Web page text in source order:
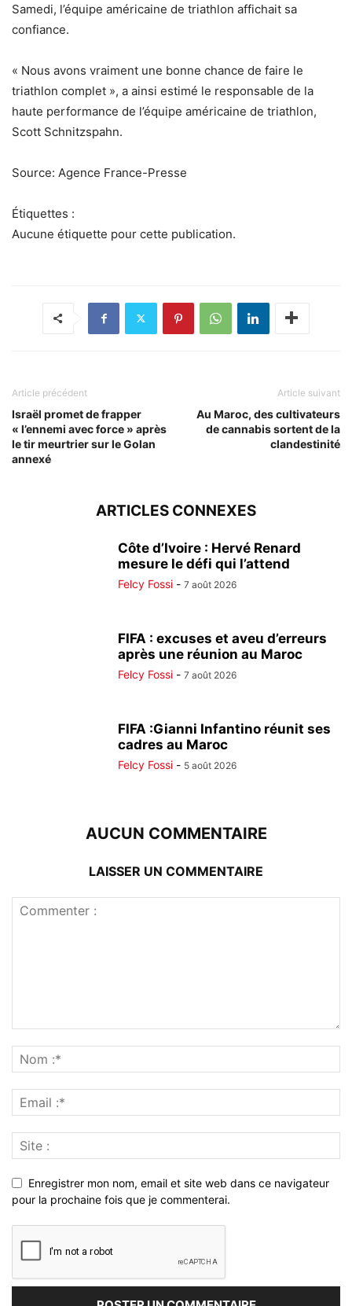
Samedi, l’équipe américaine de triathlon affichait sa
confiance.
« Nous avons vraiment une bonne chance de faire le
triathlon complet », a ainsi estimé le responsable de la
haute performance de l’équipe américaine de triathlon,
Scott Schnitzspahn.
Source: Agence France-Presse
Étiquettes :
Aucune étiquette pour cette publication.
Article précédent
Israël promet de frapper
« l’ennemi avec force » après
le tir meurtrier sur le Golan
annexé
Article suivant
Au Maroc, des cultivateurs
de cannabis sortent de la
clandestinité
ARTICLES CONNEXES
Côte d’Ivoire : Hervé Renard
mesure le défi qui l’attend
Felcy Fossi - 7 août 2026
FIFA : excuses et aveu d’erreurs
après une réunion au Maroc
Felcy Fossi - 7 août 2026
FIFA :Gianni Infantino réunit ses
cadres au Maroc
Felcy Fossi - 5 août 2026
AUCUN COMMENTAIRE
LAISSER UN COMMENTAIRE
Enregistrer mon nom, email et site web dans ce navigateur
pour la prochaine fois que je commenterai.